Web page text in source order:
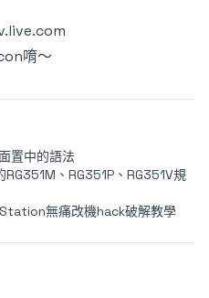
唷～
置中的語法
、RG351P、RG351V規
無痛改機hack破解教學